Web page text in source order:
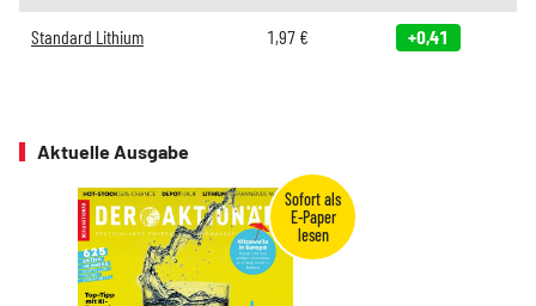
Standard Lithium 1,97 € +0,41
Aktuelle Ausgabe